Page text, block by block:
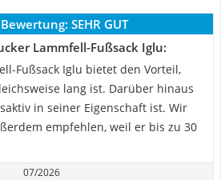
SEHR GUT
Lammfell-Fußsack Iglu:
Fußsack Iglu bietet den Vorteil,
lang ist. Darüber hinaus
in seiner Eigenschaft ist. Wir
empfehlen, weil er bis zu 30
07/2026